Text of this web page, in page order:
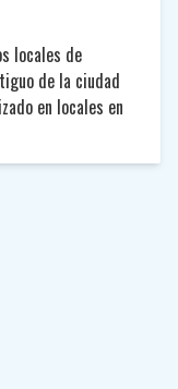
locales de
de la ciudad
en locales en